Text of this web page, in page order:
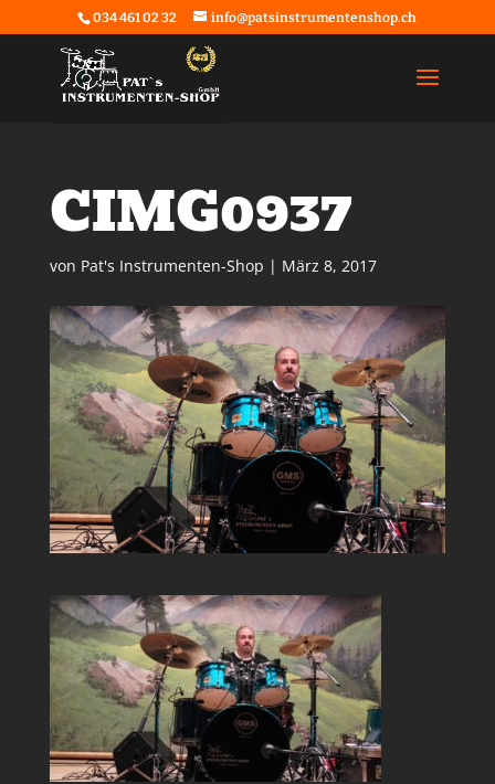
034 461 02 32 info@patsinstrumentenshop.ch
CIMG0937
von Pat's Instrumenten-Shop | März 8, 2017